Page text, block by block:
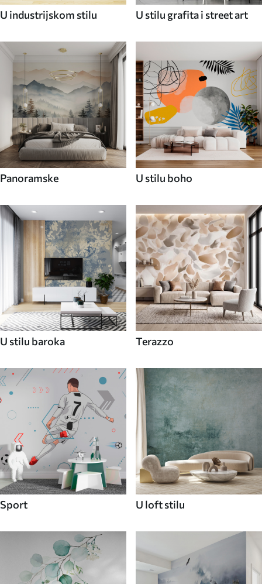
U industrijskom stilu U stilu grafita i street art
Panoramske U stilu boho
U stilu baroka Terazzo
Sport U loft stilu